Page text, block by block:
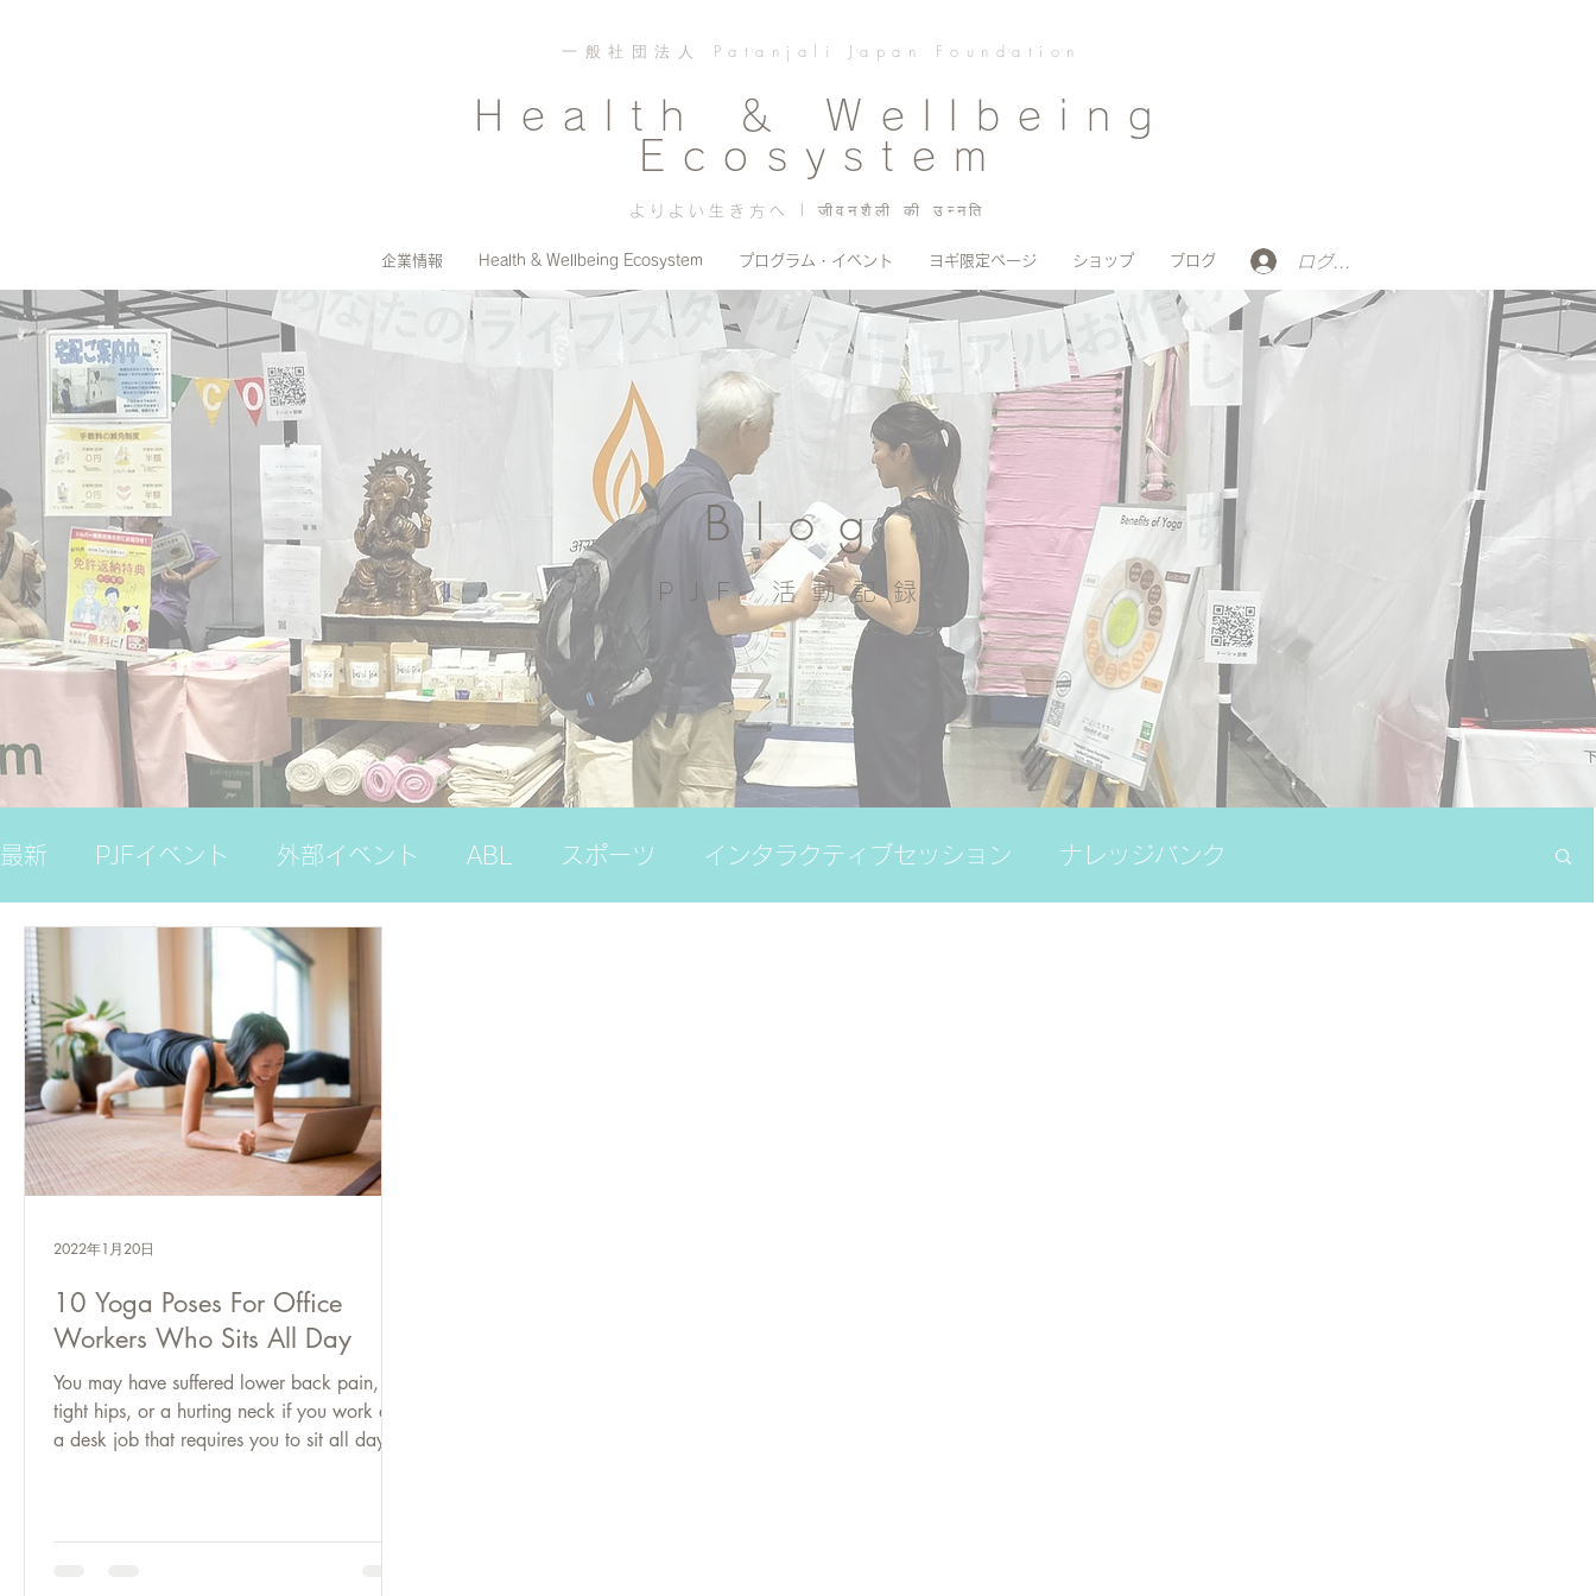
一般社団法人 Patanjali Japan Foundation
Health ＆ Wellbeing
Ecosystem
よりよい生き方へ | जीवनशैली की उन्नति
企業情報 Health & Wellbeing Ecosystem プログラム・イベント ヨギ限定ページ ショップ ブログ ログイン
Blog
PJF ​活動記録
最新 PJFイベント 外部イベント ABL スポーツ インタラクティブセッション ナレッジバンク
ナレッジバンク（プレミアム）
10 Yoga Poses For Office
Workers Who Sits All Day
You may have suffered lower back pain,
tight hips, or a hurting neck if you work at
a desk job that requires you to sit all day.
2022年1月20日